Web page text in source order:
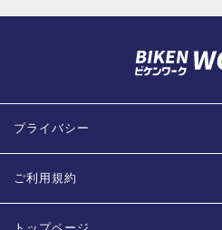
プライバシー
ご利用規約